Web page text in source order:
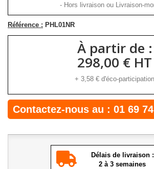
- Hors livraison ou Livraison-
Référence : PHL01NR
À partir de :
298,00 € HT
+ 3,58 € d'éco-participation
Contactez-nous au : 01 69
Délais de livraison :
2 à 3 semaines